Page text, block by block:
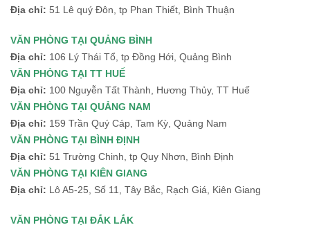
Địa chỉ: 51 Lê quý Đôn, tp Phan Thiết, Bình Thuận
VĂN PHÒNG TẠI QUẢNG BÌNH
Địa chỉ: 106 Lý Thái Tổ, tp Đồng Hới, Quảng Bình
VĂN PHÒNG TẠI TT HUẾ
Địa chỉ: 100 Nguyễn Tất Thành, Hương Thủy, TT Huế
VĂN PHÒNG TẠI QUẢNG NAM
Địa chỉ: 159 Trần Quý Cáp, Tam Kỳ, Quảng Nam
VĂN PHÒNG TẠI BÌNH ĐỊNH
Địa chỉ: 51 Trường Chinh, tp Quy Nhơn, Bình Định
VĂN PHÒNG TẠI KIÊN GIANG
Địa chỉ: Lô A5-25, Số 11, Tây Bắc, Rạch Giá, Kiên Giang
VĂN PHÒNG TẠI ĐẮK LẮK